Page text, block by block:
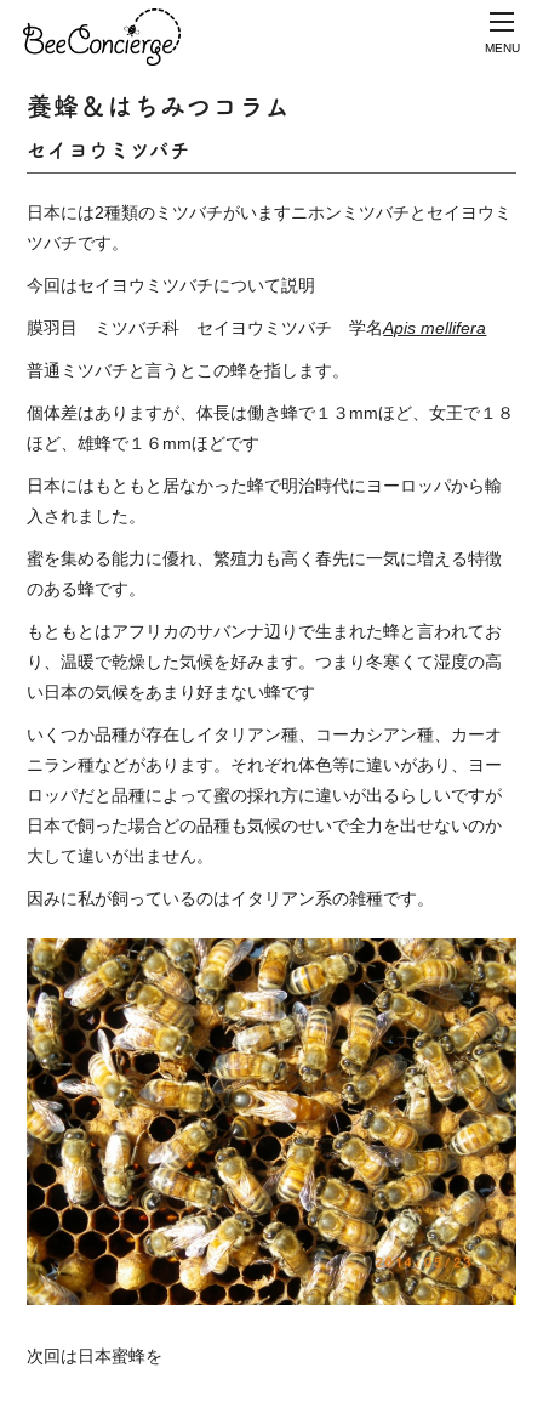
MENU
養蜂＆はちみつコラム
セイヨウミツバチ
日本には2種類のミツバチがいますニホンミツバチとセイヨウミ
ツバチです。
今回はセイヨウミツバチについて説明
膜羽目 ミツバチ科 セイヨウミツバチ 学名Apis mellifera
普通ミツバチと言うとこの蜂を指します。
個体差はありますが、体長は働き蜂で１３mmほど、女王で１８
ほど、雄蜂で１６mmほどです
日本にはもともと居なかった蜂で明治時代にヨーロッパから輸
入されました。
蜜を集める能力に優れ、繁殖力も高く春先に一気に増える特徴
のある蜂です。
もともとはアフリカのサバンナ辺りで生まれた蜂と言われてお
り、温暖で乾燥した気候を好みます。つまり冬寒くて湿度の高
い日本の気候をあまり好まない蜂です
いくつか品種が存在しイタリアン種、コーカシアン種、カーオ
ニラン種などがあります。それぞれ体色等に違いがあり、ヨー
ロッパだと品種によって蜜の採れ方に違いが出るらしいですが
日本で飼った場合どの品種も気候のせいで全力を出せないのか
大して違いが出ません。
因みに私が飼っているのはイタリアン系の雑種です。
次回は日本蜜蜂を